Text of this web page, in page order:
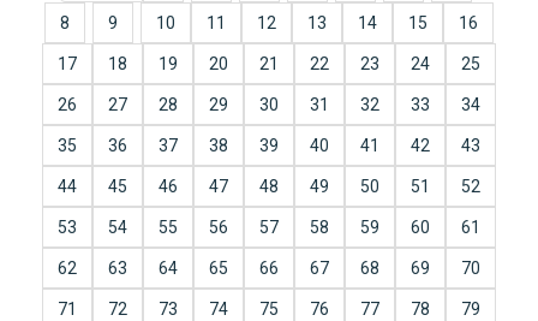
8 9 10 11 12 13 14 15 16
17 18 19 20 21 22 23 24 25
26 27 28 29 30 31 32 33 34
35 36 37 38 39 40 41 42 43
44 45 46 47 48 49 50 51 52
53 54 55 56 57 58 59 60 61
62 63 64 65 66 67 68 69 70
71 72 73 74 75 76 77 78 79